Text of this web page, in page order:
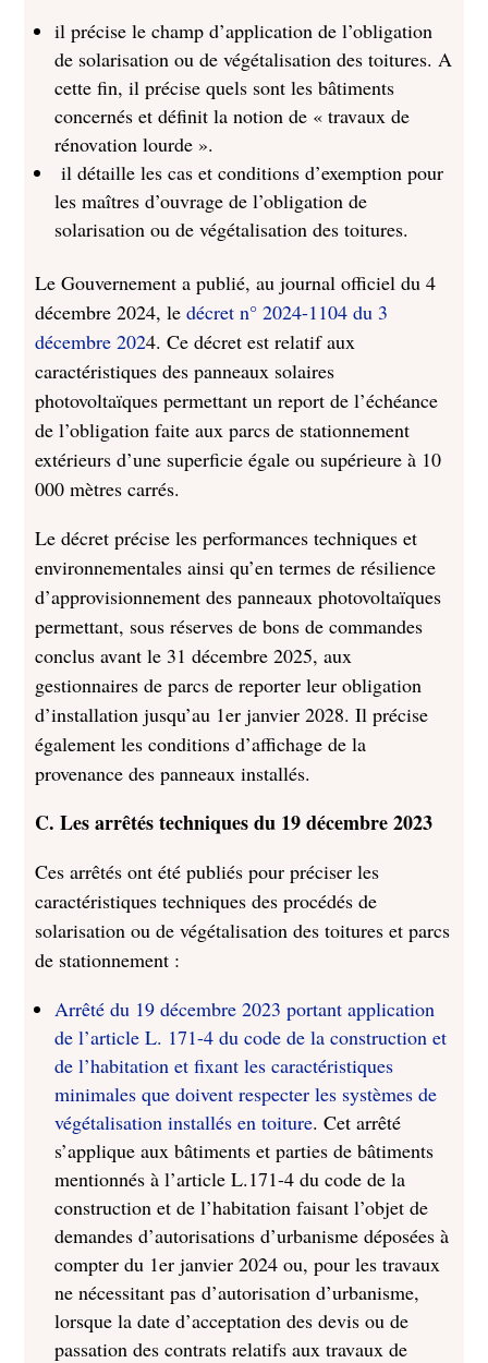
il précise le champ d’application de l’obligation
de solarisation ou de végétalisation des toitures. A
cette fin, il précise quels sont les bâtiments
concernés et définit la notion de « travaux de
rénovation lourde ».
il détaille les cas et conditions d’exemption pour
les maîtres d’ouvrage de l’obligation de
solarisation ou de végétalisation des toitures.
Le Gouvernement a publié, au journal officiel du 4
décembre 2024, ledécret n° 2024-1104 du 3
décembre 2024. Ce décret est relatif aux
caractéristiques des panneaux solaires
photovoltaïques permettant un report de l’échéance
de l’obligation faite aux parcs de stationnement
extérieurs d’une superficie égale ou supérieure à 10
000 mètres carrés.
Le décret précise les performances techniques et
environnementales ainsi qu’en termes de résilience
d’approvisionnement des panneaux photovoltaïques
permettant, sous réserves de bons de commandes
conclus avant le 31 décembre 2025, aux
gestionnaires de parcs de reporter leur obligation
d’installation jusqu’au 1er janvier 2028. Il précise
également les conditions d’affichage de la
provenance des panneaux installés.
C. Les arrêtés techniques du 19 décembre 2023
Ces arrêtés ont été publiés pour préciser les
caractéristiques techniques des procédés de
solarisation ou de végétalisation des toitures et parcs
de stationnement :
Arrêté du 19 décembre 2023 portant application
de l’article L. 171-4 du code de la construction et
de l’habitation et fixant les caractéristiques
minimales que doivent respecter les systèmes de
végétalisation installés en toiture. Cet arrêté
s’applique aux bâtiments et parties de bâtiments
mentionnés à l’article L.171-4 du code de la
construction et de l’habitation faisant l’objet de
demandes d’autorisations d’urbanisme déposées à
compter du 1er janvier 2024 ou, pour les travaux
ne nécessitant pas d’autorisation d’urbanisme,
lorsque la date d’acceptation des devis ou de
passation des contrats relatifs aux travaux de